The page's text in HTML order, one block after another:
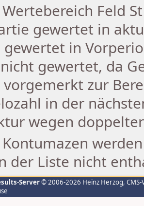
Wertebereich Feld
gewertet in
gewertet in
gewertet, da
vorgemerkt zur
in der
wegen
Kontumazen
der Liste nicht
Server© 2006-2026 Heinz Herzog,